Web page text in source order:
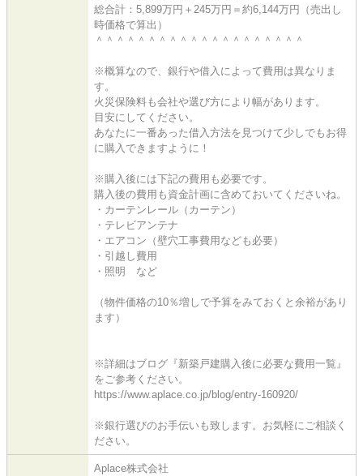
総合計：5,899万円＋245万円＝約6,144万円（売出し
時価格で算出）
＾＾＾＾＾＾＾＾＾＾＾＾＾＾＾＾＾＾＾＾
※概算なので、銀行や借入によって費用は異なりま
す。
火災保険料も会社や選び方により幅があります。
目安にしてください。
あなたに一番あった借入方法を見つけて少しでもお得
に購入できますように！
※購入後には下記の費用も必要です。
購入後の費用も資金計画に含めておいてくださいね。
・カーテンレール（カーテン）
・テレビアンテナ
・エアコン（壁穴工事費用なども必要）
・引越し費用
・照明 など
（物件価格の10％増しで予算をみておくと余裕があり
ます）
※詳細はブログ『新築戸建購入後に必要な費用一覧』
をご参考ください。
https://www.aplace.co.jp/blog/entry-160920/
※銀行選びのお手伝いも致します。お気軽にご相談く
ださい。
Aplace株式会社